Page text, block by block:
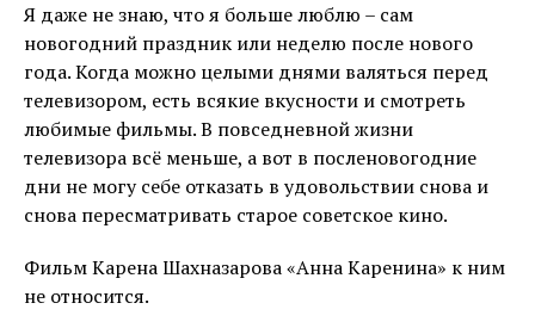
Я даже не знаю, что я больше люблю – сам
новогодний праздник или неделю после нового
года. Когда можно целыми днями валяться перед
телевизором, есть всякие вкусности и смотреть
любимые фильмы. В повседневной жизни
телевизора всё меньше, а вот в посленовогодние
дни не могу себе отказать в удовольствии снова и
снова пересматривать старое советское кино.
Фильм Карена Шахназарова «Анна Каренина» к ним
не относится.